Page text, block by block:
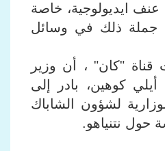
عنف ايديولوجية، خاصة
جملة ذلك في وسائل
قناة "كان" ، أن وزير
كوهين، بادر إلى
لشؤون الشاباك
حول نتنياهو.